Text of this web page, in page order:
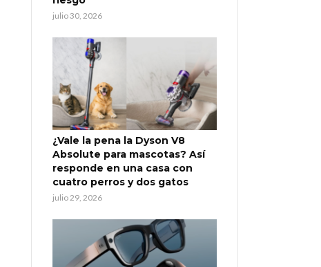
julio 30, 2026
¿Vale la pena la Dyson V8
Absolute para mascotas? Así
responde en una casa con
cuatro perros y dos gatos
julio 29, 2026